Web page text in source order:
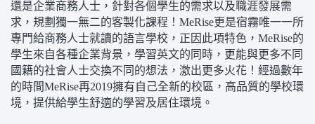
還是企業商務人士，針對各個學生的需求以及職涯發展需
求，規劃獨一無二的客製化課程！MeRise更是宿霧唯一一所
專門給商務人士就讀的語言學校，正因此項特色，MeRise的
學生來自各種企業背景，學習英文的同時，更能與更多不同
國籍的社會人士交換不同的想法，激出更多火花！經過數年
的時間MeRise再2019擁有自己全新的校區，高品質的學校環
境，提供給學生舒適的學習及居住環境。